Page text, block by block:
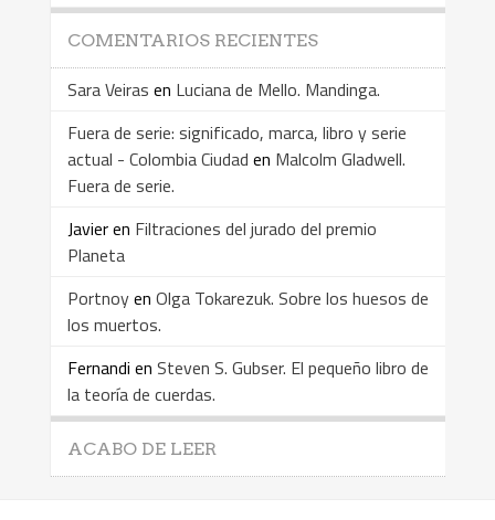
COMENTARIOS RECIENTES
Sara Veiras en Luciana de Mello. Mandinga.
Fuera de serie: significado, marca, libro y serie
actual - Colombia Ciudad en Malcolm Gladwell.
Fuera de serie.
Javieren Filtraciones del jurado del premio
Planeta
Portnoyen Olga Tokarezuk. Sobre los huesos de
los muertos.
Fernandi en Steven S. Gubser. El pequeño libro de
la teoría de cuerdas.
ACABO DE LEER